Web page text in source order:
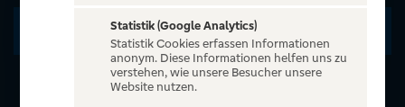
Zu den Terminen
Statistik (Google Analytics)
Statistik Cookies erfassen Informationen
anonym. Diese Informationen helfen uns zu
verstehen, wie unsere Besucher unsere
Website nutzen.